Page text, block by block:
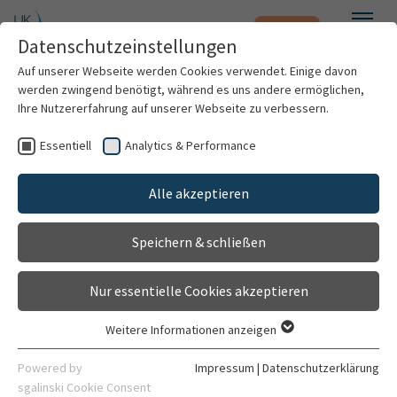
Zum Hauptinhalt springen Notfall
Patienten & Besucher
Kliniken & Institute
Forschung
Karriere
Elena Hemlein (B.A.)
Klinische Sozialarbeit
Datenschutzeinstellungen
Auf unserer Webseite werden Cookies verwendet. Einige davon
werden zwingend benötigt, während es uns andere ermöglichen,
Ihre Nutzererfahrung auf unserer Webseite zu verbessern.
Essentiell Analytics & Performance
Alle akzeptieren
Speichern & schließen
Nur essentielle Cookies akzeptieren
Essentielle Cookies werden für grundlegende Funktionen der
Webseite benötigt. Dadurch ist gewährleistet, dass die
Weitere Informationen anzeigen
Powered by
sgalinski Cookie Consent
Impressum | Datenschutzerklärung